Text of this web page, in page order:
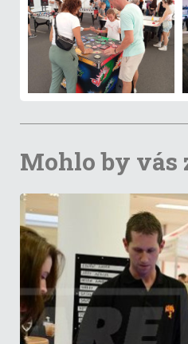
Mohlo by vás